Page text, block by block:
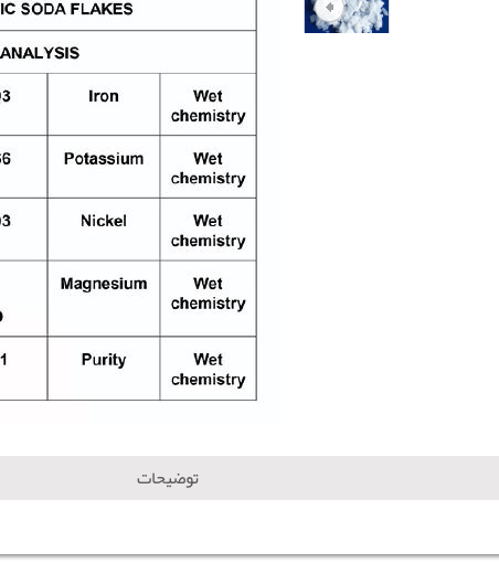
توضیحات